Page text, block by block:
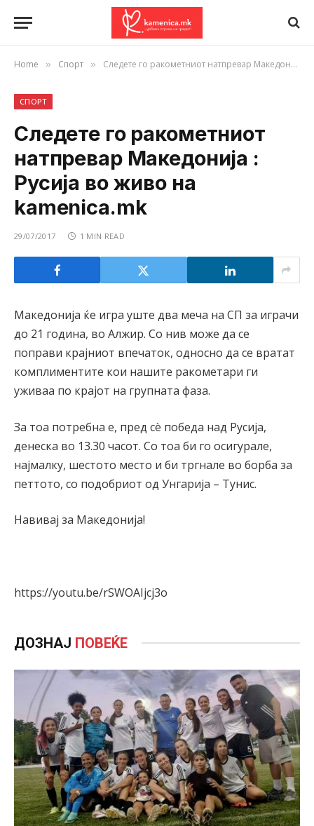
Home » Спорт » Следете го ракометниот натпревар Македонија : Русија во живо на kamenica.mk
СПОРТ
Следете го ракометниот
натпревар Македонија :
Русија во живо на
kamenica.mk
29/07/2017 1 MIN READ
Македонија ќе игра уште два меча на СП за играчи
до 21 година, во Алжир. Со нив може да се
поправи крајниот впечаток, односно да се вратат
комплиментите кои нашите ракометари ги
уживаа по крајот на групната фаза.
За тоа потребна е, пред сè победа над Русија,
денеска во 13.30 часот. Со тоа би го осигурале,
најмалку, шестото место и би тргнале во борба за
петтото, со подобриот од Унгарија – Тунис.
Навивај за Македонија!
https://youtu.be/rSWOAIjcj3o
ДОЗНАЈ ПОВЕЌЕ